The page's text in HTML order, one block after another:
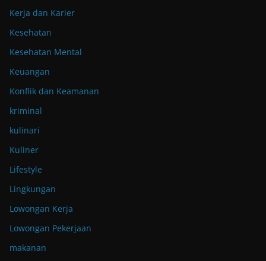
Kerja dan Karier
Kesehatan
Kesehatan Mental
Keuangan
Konflik dan Keamanan
kriminal
kulinari
Kuliner
Lifestyle
Lingkungan
Lowongan Kerja
Lowongan Pekerjaan
makanan